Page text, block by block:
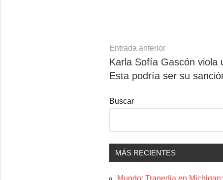
Navegación
de
entradas
Entrada anterior
Karla Sofía Gascón viola
Esta podría ser su
Buscar
MÁS RECIENTES
Mundo: Tragedia en